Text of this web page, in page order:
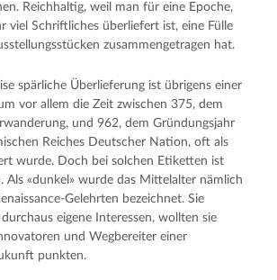
Reichhaltig, weil man für eine Epoche,
viel Schriftliches überliefert ist, eine Fülle
zusammengetragen hat.
spärliche Überlieferung ist übrigens einer
vor allem die Zeit zwischen 375, dem
und 962, dem Gründungsjahr
Reiches Deutscher Nation, oft als
wurde. Doch bei solchen Etiketten ist
Als «dunkel» wurde das Mittelalter nämlich
Gelehrten bezeichnet. Sie
eigene Interessen, wollten sie
und Wegbereiter einer
punkten.